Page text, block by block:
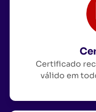
Certificado
válido em